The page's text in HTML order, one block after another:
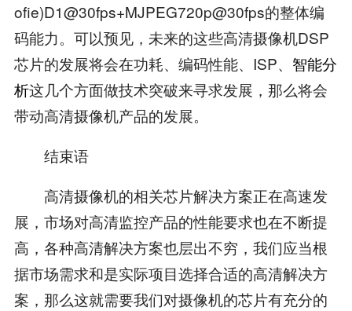
ofie)D1@30fps+MJPEG720p@30fps的整体编
码能力。可以预见，未来的这些高清摄像机DSP
芯片的发展将会在功耗、编码性能、ISP、 智能分
析这几个方面做技术突破来寻求发展，那么将会
带动高清摄像机产品的发展。
结束语
高清摄像机的相关芯片解决方案正在高速发
展，市场对高清监控产品的性能要求也在不断提
高，各种高清解决方案也层出不穷，我们应当根
据市场需求和是实际项目选择合适的高清解决方
案，那么这就需要我们对摄像机的芯片有充分的